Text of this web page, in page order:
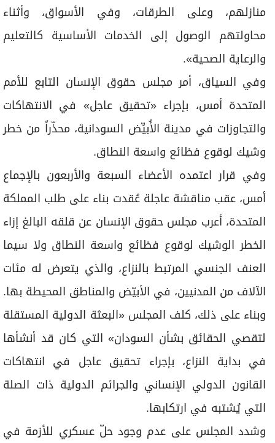
منازلهم، وعلى الطرقات، وفي الأسواق، وأثناء
محاولتهم الوصول إلى الخدمات الأساسية كالتعليم
والرعاية الصحية».
وفي السياق، أمر مجلس حقوق الإنسان التابع للأمم
المتحدة أمس، بإجراء «تحقيق عاجل» في الانتهاكات
والتجاوزات في مدينة الأُبيِّض السودانية، محذّراً من خطر
وشيك لوقوع فظائع واسعة النطاق.
وفي قرار اعتمده الأعضاء السبعة والأربعون بالإجماع
أمس، عقب مناقشة عاجلة عُقدت بناء على طلب المملكة
المتحدة، أعرب مجلس حقوق الإنسان عن قلقه البالغ إزاء
الخطر الوشيك لوقوع فظائع واسعة النطاق ولا سيما
العنف الجنسي المرتبط بالنزاع، والذي يتعرض له مئات
الآلاف من المدنيين، في الأبيّض والمناطق المحيطة بها.
وبناء على ذلك، كلف المجلس «البعثة الدولية المستقلة
لتقصي الحقائق بشأن السودان» التي كان قد أنشأها
في بداية النزاع، بإجراء تحقيق عاجل في انتهاكات
القانون الدولي الإنساني والجرائم الدولية ذات الصلة
التي يُشتبه في ارتكابها.
وشدد المجلس على عدم وجود حلّ عسكري للأزمة في